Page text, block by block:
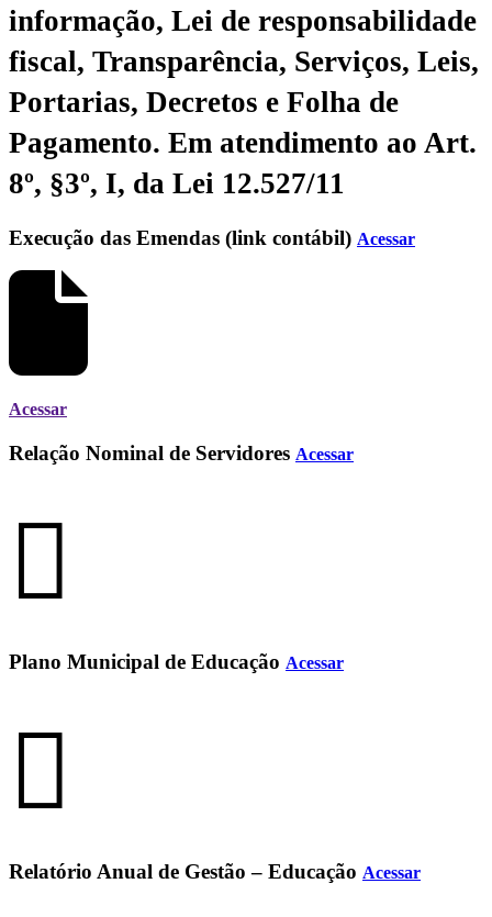
informação, Lei de responsabilidade
fiscal, Transparência, Serviços, Leis,
Portarias, Decretos e Folha de
Pagamento. Em atendimento ao Art.
8º, §3º, I, da Lei 12.527/11
Execução das Emendas (link contábil) Acessar
Acessar
Relação Nominal de Servidores Acessar
Plano Municipal de Educação Acessar
Relatório Anual de Gestão – Educação Acessar